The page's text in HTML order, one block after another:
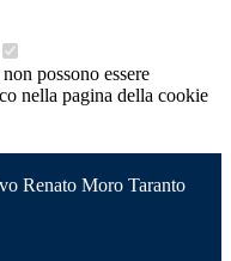
possono essere
nella pagina della cookie
Renato Moro Taranto